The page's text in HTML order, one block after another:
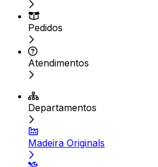
Pedidos
Atendimentos
Departamentos
Madeira Originals